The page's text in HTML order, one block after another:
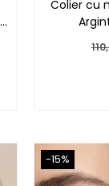
Colier cu
-15%